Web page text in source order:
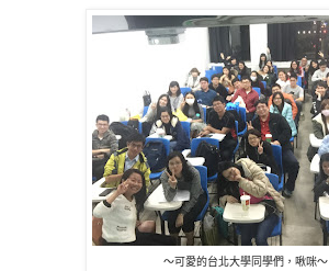
～可愛的台北大學同學們，啾咪～